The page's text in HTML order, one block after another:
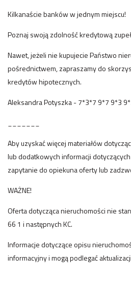
Kilkanaście banków w jednym miejscu!
Poznaj swoją zdolność kredytową
Nawet, jeżeli nie kupujecie Państwo
pośrednictwem, zapraszamy do
kredytów hipotecznych.
Aleksandra Potyszka - 7*3*7 9*7 9*3
Aby uzyskać więcej materiałów
lub dodatkowych informacji
zapytanie do opiekuna oferty lub
WAŻNE!
Oferta dotycząca nieruchomości nie
66 1 i następnych KC.
Informacje dotyczące opisu
informacyjny i mogą podlegać